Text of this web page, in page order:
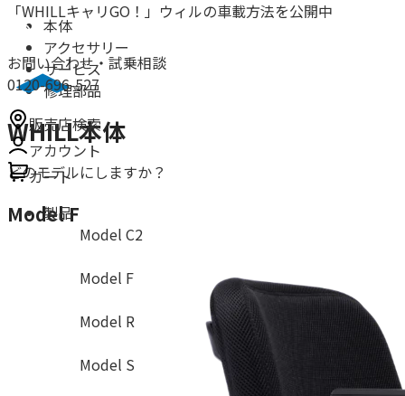
「WHILLキャリGO！」ウィルの車載方法を公開中
お問い合わせ・試乗相談
0120-696-527
販売店検索
アカウント
カート
製品
Model C2
Model F
Model R
Model S
本体
アクセサリー
サービス
修理部品
WHILL本体
どのモデルにしますか？
Model F